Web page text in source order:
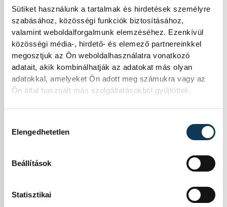
Sütiket használunk a tartalmak és hirdetések személyre
szabásához, közösségi funkciók biztosításához,
valamint weboldalforgalmunk elemzéséhez. Ezenkívül
közösségi média-, hirdető- és elemező partnereinkkel
megosztjuk az Ön weboldalhasználatra vonatkozó
adatait, akik kombinálhatják az adatokat más olyan
adatokkal, amelyeket Ön adott meg számukra vagy az
Ön által használt más szolgáltatásokból gyűjtöttek.
Elengedhetetlen
Beállítások
Statisztikai
főfutamán, a
Nemzeti Vágta
döntőjén is
Veszprém megyei
siker született:
Alen és Ricardó